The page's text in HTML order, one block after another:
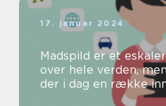
17. januar 2024
Madspild er et
over hele verden,
der i dag en række
til at bekæmpe dette